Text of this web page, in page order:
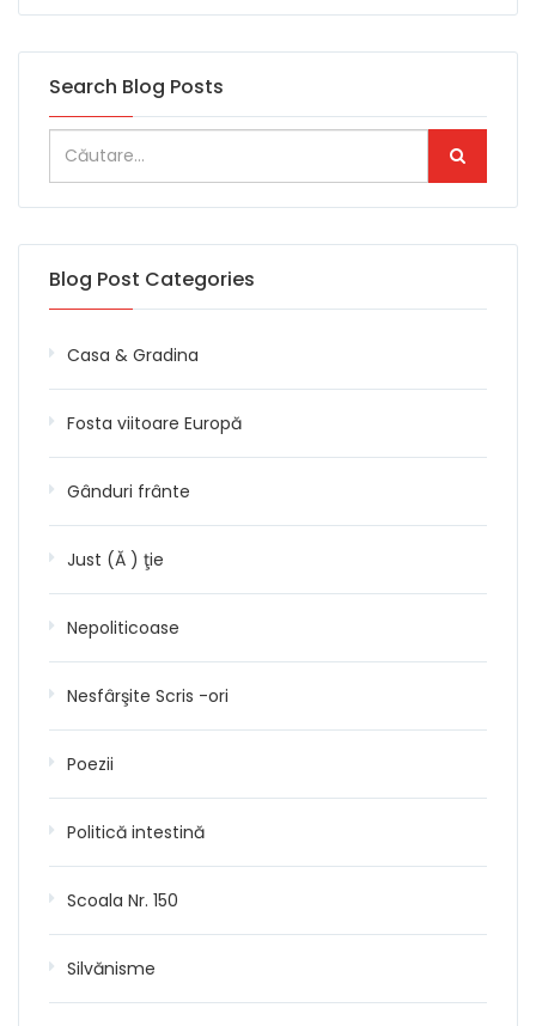
Search Blog Posts
Blog Post Categories
Casa & Gradina
Fosta viitoare Europă
Gânduri frânte
Just (Ă ) ţie
Nepoliticoase
Nesfârşite Scris -ori
Poezii
Politică intestină
Scoala Nr. 150
Silvănisme